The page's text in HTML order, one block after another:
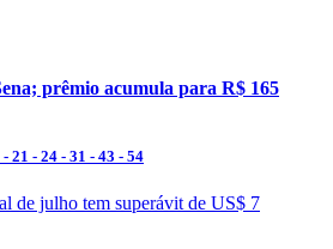
prêmio acumula para R$ 165
21 - 24 - 31 - 43 - 54